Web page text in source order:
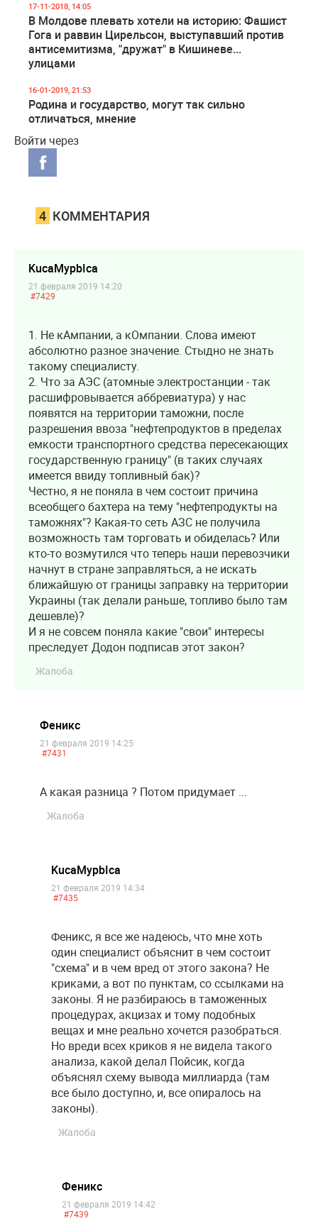
17-11-2018, 14:05
В Молдове плевать хотели на историю: Фашист
Гога и раввин Цирельсон, выступавший против
антисемитизма, "дружат" в Кишиневе...
улицами
16-01-2019, 21:53
Родина и государство, могут так сильно
отличаться, мнение
Войти через
4 КОММЕНТАРИЯ
KucaMypbIca
21 февраля 2019 14:20
#7429
1. Не кАмпании, а кОмпании. Слова имеют
абсолютно разное значение. Стыдно не знать
такому специалисту.
2. Что за АЭС (атомные электростанции - так
расшифровывается аббревиатура) у нас
появятся на территории таможни, после
разрешения ввоза "нефтепродуктов в пределах
емкости транспортного средства пересекающих
государственную границу" (в таких случаях
имеется ввиду топливный бак)?
Честно, я не поняла в чем состоит причина
всеобщего бахтера на тему "нефтепродукты на
таможнях"? Какая-то сеть АЗС не получила
возможность там торговать и обиделась? Или
кто-то возмутился что теперь наши перевозчики
начнут в стране заправляться, а не искать
ближайшую от границы заправку на территории
Украины (так делали раньше, топливо было там
дешевле)?
И я не совсем поняла какие "свои" интересы
преследует Додон подписав этот закон?
Жалоба
Феникс
21 февраля 2019 14:25
#7431
А какая разница ? Потом придумает ...
Жалоба
KucaMypbIca
21 февраля 2019 14:34
#7435
Феникс, я все же надеюсь, что мне хоть
один специалист объяснит в чем состоит
"схема" и в чем вред от этого закона? Не
криками, а вот по пунктам, со ссылками на
законы. Я не разбираюсь в таможенных
процедурах, акцизах и тому подобных
вещах и мне реально хочется разобраться.
Но вреди всех криков я не видела такого
анализа, какой делал Пойсик, когда
объяснял схему вывода миллиарда (там
все было доступно, и, все опиралось на
законы).
Жалоба
Феникс
21 февраля 2019 14:42
#7439